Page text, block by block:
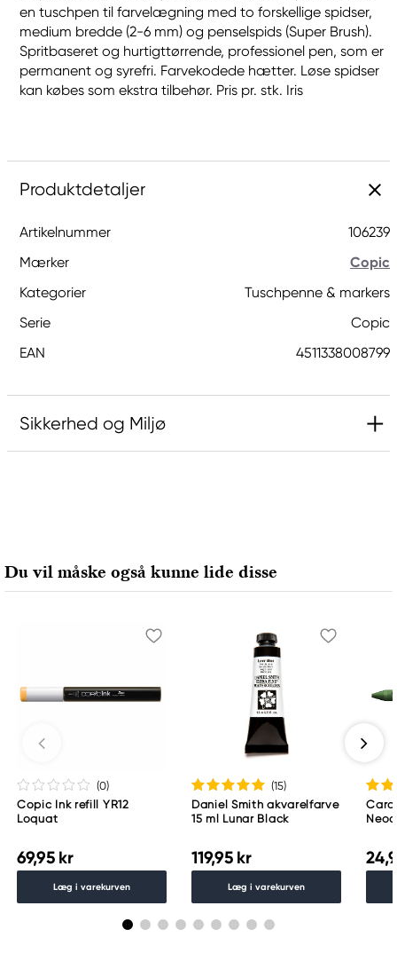
en tuschpen til farvelægning med to forskellige spidser,
medium bredde (2-6 mm) og penselspids (Super Brush).
Spritbaseret og hurtigttørrende, professionel pen, som er
permanent og syrefri. Farvekodede hætter. Løse spidser
kan købes som ekstra tilbehør. Pris pr. stk. Iris
Produktdetaljer
Artikelnummer
106239
Mærker
Copic
Kategorier
Tuschpenne & markers
Serie
Copic
EAN
4511338008799
Sikkerhed og Miljø
65205 Wiesbaden, Germany
export@holtz-gmbh.de
Copic
Too Marker Products Inc.
Meguro Higashiyama Bldg., 1-4-4 Higashiyama,
Meguro-ku
www.toomarker.co.jp
Du vil måske også kunne lide disse
(0)
Copic Ink refill YR12
Loquat
69,95 kr
Læg i varekurven
(15)
Daniel Smith akvarelfarve
15 ml Lunar Black
119,95 kr
Læg i varekurven